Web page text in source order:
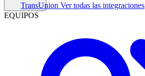
TransUnion Ver todas las integraciones
EQUIPOS